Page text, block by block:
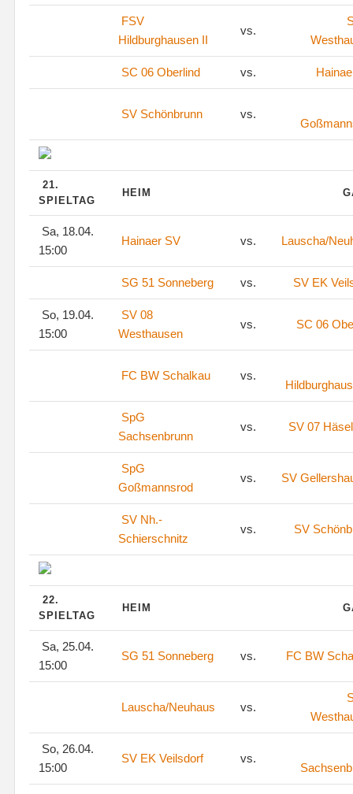
FSV
Hildburghausen II
vs.
SC 06 Oberlind vs.
SV Schönbrunn vs.
21.
SPIELTAG
HEIM
Sa, 18.04.
15:00
Hainaer SV vs. Lauscha/
SG 51 Sonneberg vs. SV EK
So, 19.04.
15:00
SV 08
Westhausen
vs. SC 06
FC BW Schalkau vs.
SpG
Sachsenbrunn
vs. SV 07
SpG
Goßmannsrod
vs. SV
SV Nh.-
Schierschnitz
vs. SV
22.
SPIELTAG
HEIM
Sa, 25.04.
15:00
SG 51 Sonneberg vs. FC BW
Lauscha/Neuhaus vs.
So, 26.04.
15:00
SV EK Veilsdorf vs.